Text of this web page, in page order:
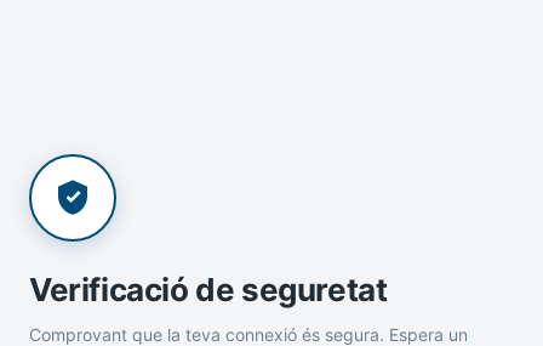
Verificació de seguretat
Comprovant que la teva connexió és segura. Espera un